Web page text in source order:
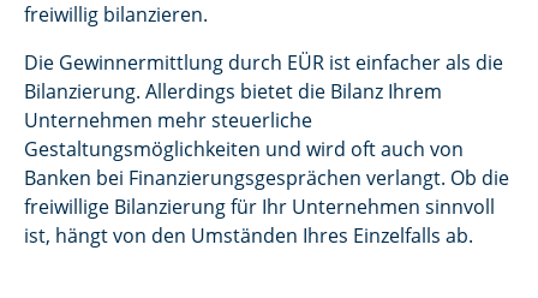
freiwillig bilanzieren.
Die Gewinnermittlung durch EÜR ist einfacher als die
Bilanzierung. Allerdings bietet die Bilanz Ihrem
Unternehmen mehr steuerliche
Gestaltungsmöglichkeiten und wird oft auch von
Banken bei Finanzierungsgesprächen verlangt. Ob die
freiwillige Bilanzierung für Ihr Unternehmen sinnvoll
ist, hängt von den Umständen Ihres Einzelfalls ab.